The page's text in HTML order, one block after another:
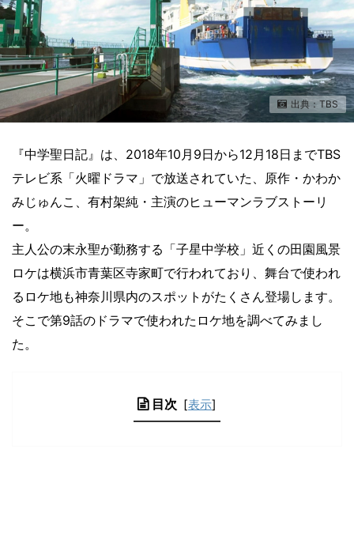
出典：TBS
『中学聖日記』は、2018年10月9日から12月18日までTBS
テレビ系「火曜ドラマ」で放送されていた、原作・かわか
みじゅんこ、有村架純・主演のヒューマンラブストーリ
ー。
主人公の末永聖が勤務する「子星中学校」近くの田園風景
ロケは横浜市青葉区寺家町で行われており、舞台で使われ
るロケ地も神奈川県内のスポットがたくさん登場します。
そこで第9話のドラマで使われたロケ地を調べてみまし
た。
目次 [表示]